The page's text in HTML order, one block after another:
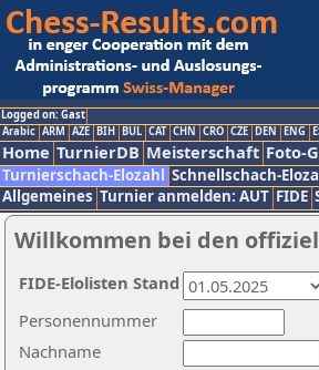
Logged on: Gast
Arabic ARM AZE BIH BUL CAT CHN CRO CZE DEN ENG
Home TurnierDB Meisterschaft Foto-
Turnierschach-Elozahl Schnellschach-
Allgemeines Turnier anmelden: AUT FIDE
Willkommen bei den
Nachname
Personennummer
FIDE-Elolisten Stand